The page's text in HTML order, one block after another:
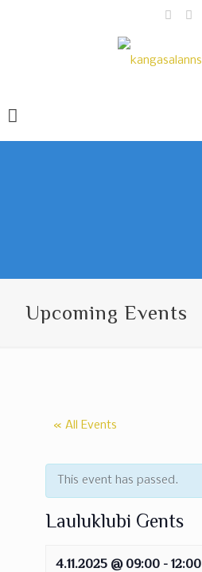
Upcoming Events
« All Events
This event has passed.
Lauluklubi Gents
4.11.2025 @ 09:00- 12:00